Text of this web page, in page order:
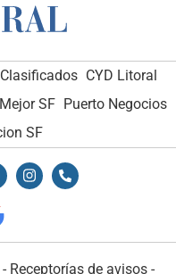
Clasificados CYD Litoral
SF Puerto Negocios
SF
- Receptorías de avisos -